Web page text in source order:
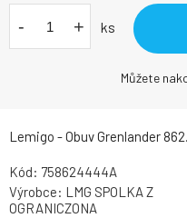
Lemigo - Obuv Grenlander
- + ks
Můžete
Kód: 758624444A
Výrobce: LMG SPOLKA Z
OGRANICZONA